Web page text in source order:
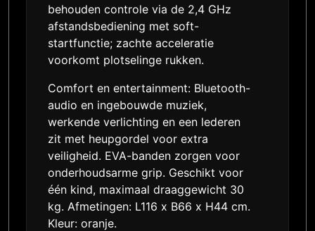
behouden controle via de 2,4 GHz
afstandsbediening met soft-
startfunctie; zachte acceleratie
voorkomt plotselinge rukken.
Comfort en entertainment: Bluetooth-
audio en ingebouwde muziek,
werkende verlichting en een lederen
zit met heupgordel voor extra
veiligheid. EVA-banden zorgen voor
onderhoudsarme grip. Geschikt voor
één kind, maximaal draaggewicht 30
kg. Afmetingen: L116 x B66 x H44 cm.
Kleur: oranje.